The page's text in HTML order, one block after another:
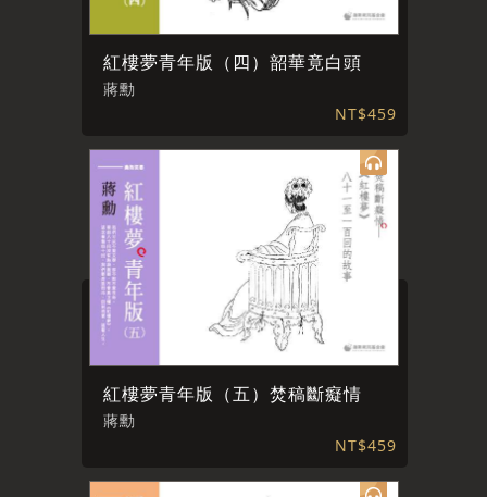
紅樓夢青年版（四）韶華竟白頭
蔣勳
NT$459
紅樓夢青年版（五）焚稿斷癡情
蔣勳
NT$459